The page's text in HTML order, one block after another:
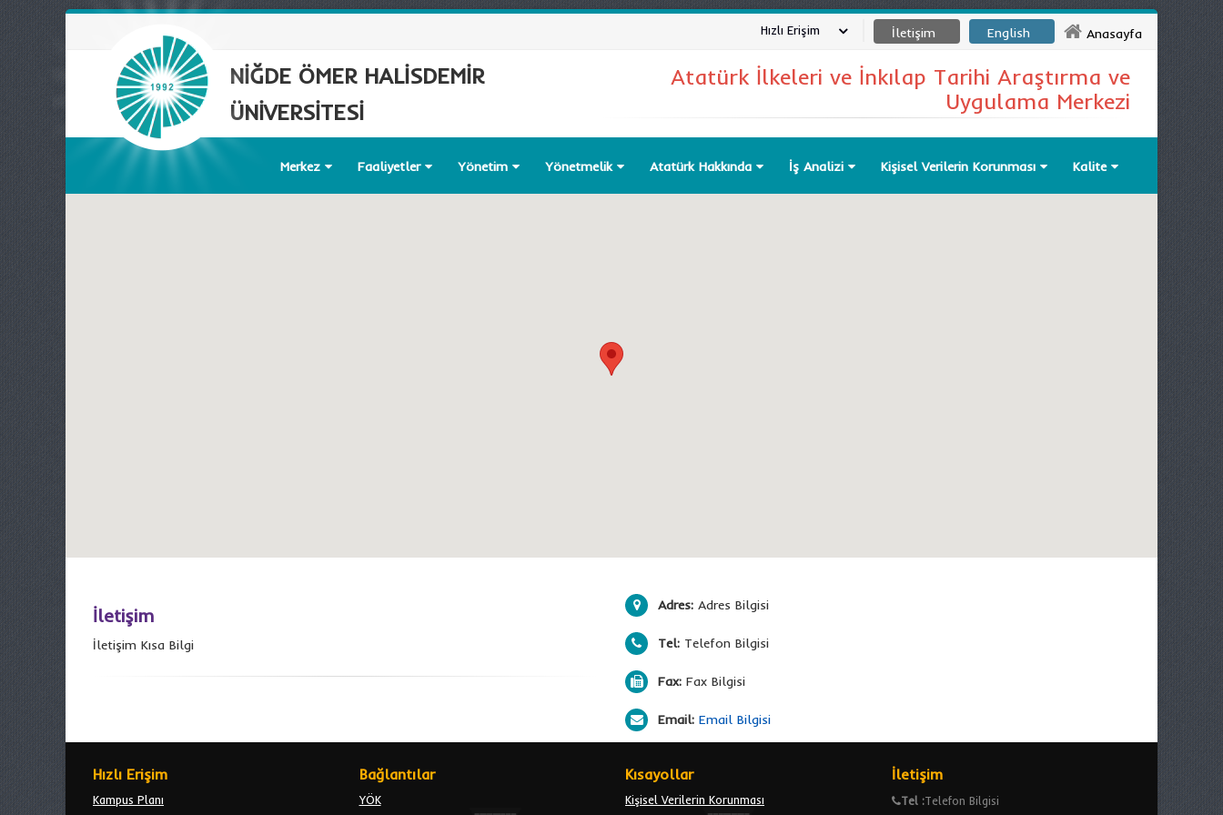
Anasayfa
English
İletişim
Hızlı Erişim
NİĞDE ÖMER HALİSDEMİR
ÜNİVERSİTESİ
Atatürk İlkeleri ve İnkılap Tarihi Araştırma ve
Uygulama Merkezi
Merkez Faaliyetler Yönetim Yönetmelik Atatürk Hakkında İş Analizi Kişisel Verilerin Korunması Kalite
İletişim
İletişim Kısa Bilgi
Adres: Adres Bilgisi
Tel: Telefon Bilgisi
Fax: Fax Bilgisi
Email: Email Bilgisi
Hızlı Erişim
Kampus Planı
Bağlantılar
YÖK
Kısayollar
Kişisel Verilerin Korunması
İletişim
Tel :Telefon Bilgisi